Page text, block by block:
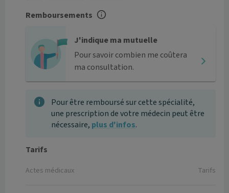
Remboursements
J'indique ma mutuelle
Pour savoir combien me coûtera
ma consultation.
Pour être remboursé sur cette spécialité,
une prescription de votre médecin peut être
nécessaire, plus d'infos.
Tarifs
Actes médicaux Tarifs